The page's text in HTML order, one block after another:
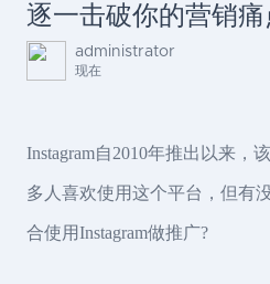
逐一击破你的营销痛
administrator
现在
Instagram自2010年推出以来，
多人喜欢使用这个平台，但有
合使用Instagram做推广?